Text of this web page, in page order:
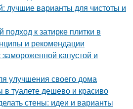
лучшие варианты для чистоты и
к затирке плитки в
и рекомендации
капустой и
улучшения своего дома
в туалете дешево и красиво
стены: идеи и варианты